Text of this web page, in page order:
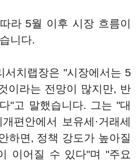
라 5월 이후 시장 흐름이
니다.
서치랩장은 "시장에서는 5
이라는 전망이 많지만, 반
"고 말했습니다. 그는 "대
편안에서 보유세·거래세
하면, 정책 강도가 높아질
이어질 수 있다"며 "주요